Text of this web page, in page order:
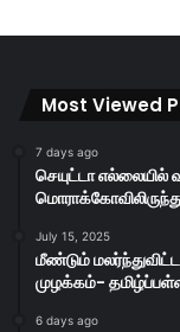
Most Viewed
7 days ago
செயுட்டா எல்லையில்
July 15, 2025
மீண்டும்
முழக்கம்-
6 days ago